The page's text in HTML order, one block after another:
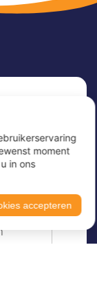
om
en op de
moment
in ons
accepteren